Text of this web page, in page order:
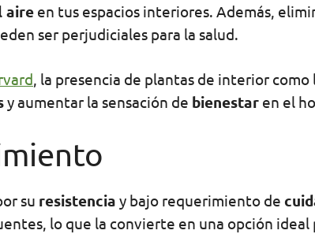
aire en tus espacios interiores. Además,
ser perjudiciales para la salud.
, la presencia de plantas de interior como
y aumentar la sensación de bienestar en el
su resistencia y bajo requerimiento de
lo que la convierte en una opción